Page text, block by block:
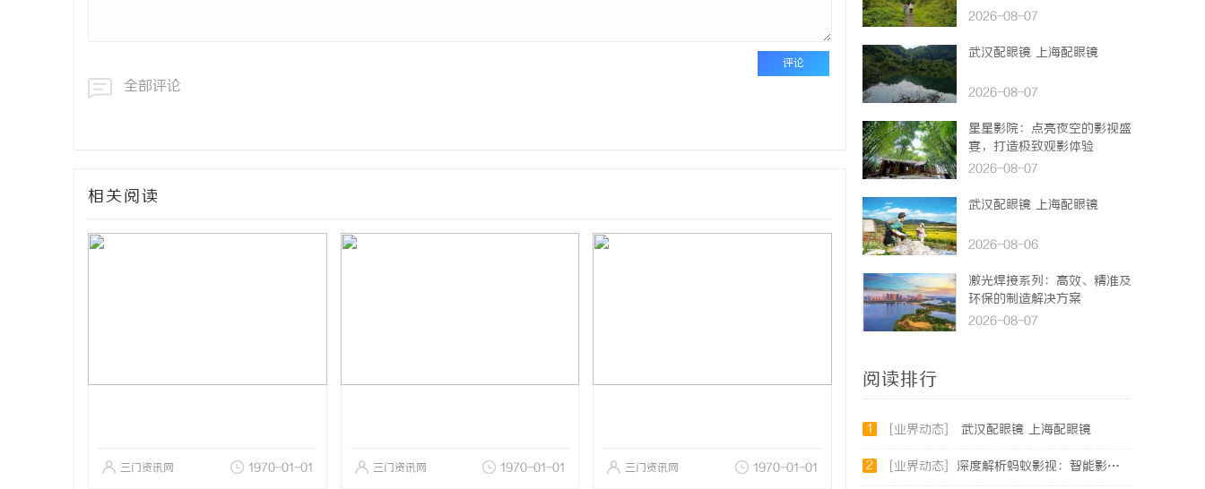
评论
全部评论
相关阅读
三门资讯网 1970-01-01 三门资讯网 1970-01-01 三门资讯网 1970-01-01
2026-08-07
武汉配眼镜 上海配眼镜
2026-08-07
星星影院：点亮夜空的影视盛
宴，打造极致观影体验
2026-08-07
武汉配眼镜 上海配眼镜
2026-08-06
激光焊接系列：高效、精准及
环保的制造解决方案
2026-08-07
阅读排行
1 [业界动态] 武汉配眼镜 上海配眼镜
2 [业界动态] 深度解析蚂蚁影视：智能影视平台的未来趋势与优势